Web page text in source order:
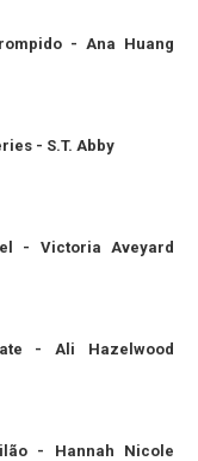
- Ana Huang
- S.T. Abby
- Victoria Aveyard
- Ali Hazelwood
- Hannah Nicole